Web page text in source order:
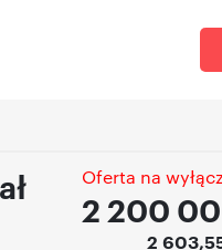
Oferta na
2 200
2